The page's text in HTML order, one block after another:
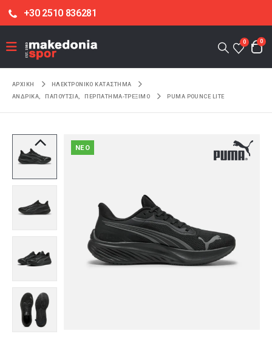
+30 2510 836281
0 0
ΑΡΧΙΚΉ
ΗΛΕΚΤΡΟΝΙΚΌ ΚΑΤΆΣΤΗΜΑ
ΑΝΔΡΙΚΑ
ΠΑΠΟΥΤΣΙΑ ΠΕΡΠΑΤΗΜΑ-ΤΡΕΞΙΜΟ PUMA POUNCE LITE
NEO